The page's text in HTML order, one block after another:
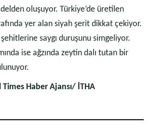
oluşuyor. Türkiye’de üretilen
yer alan siyah şerit dikkat çekiyor.
şehitlerine saygı duruşunu simgeliyor.
ise ağzında zeytin dalı tutan bir
Haber Ajansı/ İTHA